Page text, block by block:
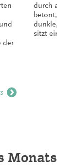
der
durch
sitzt